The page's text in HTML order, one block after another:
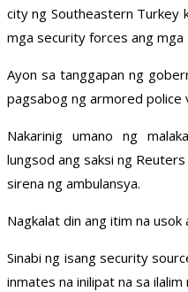
city ng Southeastern Turkey
mga security forces ang mga
Ayon sa tanggapan ng
pagsabog ng armored police
Nakarinig umano ng
lungsod ang saksi ng
sirena ng ambulansya.
Nagkalat din ang itim na
Sinabi ng isang security
inmates na inilipat na sa